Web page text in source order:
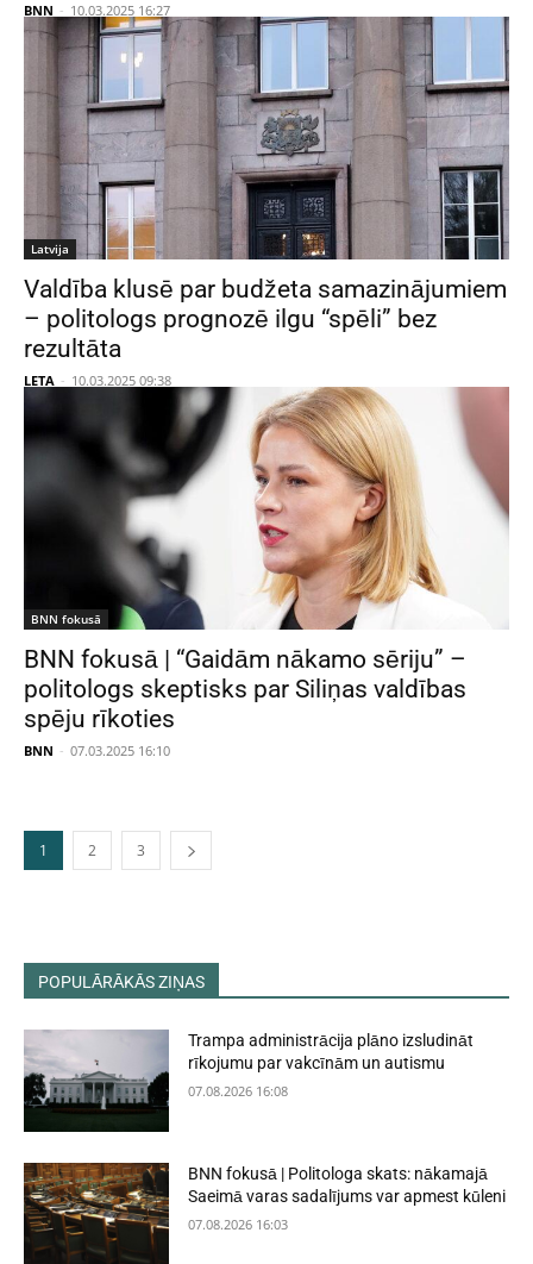
BNN - 10.03.2025 16:27
Latvija
Valdība klusē par budžeta samazinājumiem
– politologs prognozē ilgu “spēli” bez
rezultāta
LETA - 10.03.2025 09:38
BNN fokusā
BNN fokusā | “Gaidām nākamo sēriju” –
politologs skeptisks par Siliņas valdības
spēju rīkoties
BNN - 07.03.2025 16:10
1 2 3
POPULĀRĀKĀS ZIŅAS
Trampa administrācija plāno izsludināt
rīkojumu par vakcīnām un autismu
07.08.2026 16:08
BNN fokusā | Politologa skats: nākamajā
Saeimā varas sadalījums var apmest kūleni
07.08.2026 16:03